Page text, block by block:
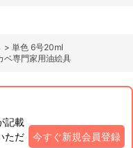
> 単色 6号20ml
ベ専門家用油絵具
記載
ただ
今すぐ新規会員登録